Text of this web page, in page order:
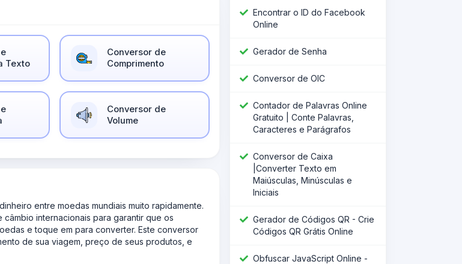
Texto
Conversor de
Comprimento
Conversor de
Volume
entre moedas mundiais muito rapidamente.
internacionais para garantir que os
e toque em para converter. Este conversor
de sua viagem, preço de seus produtos, e
Encontrar o ID do Facebook
Online
Gerador de Senha
Conversor de OIC
Contador de Palavras Online
Gratuito | Conte Palavras,
Caracteres e Parágrafos
Conversor de Caixa
|Converter Texto em
Maiúsculas, Minúsculas e
Iniciais
Gerador de Códigos QR - Crie
Códigos QR Grátis Online
Obfuscar JavaScript Online -